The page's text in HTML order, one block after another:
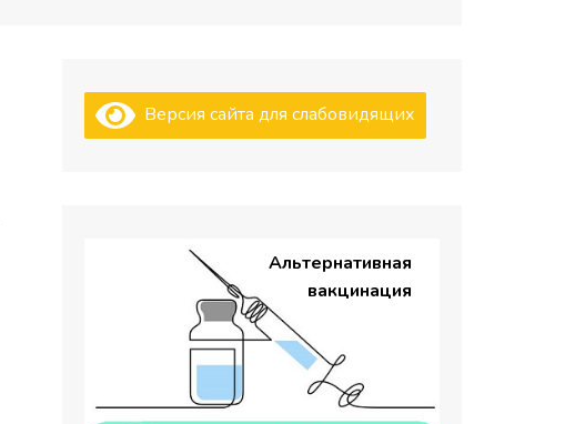
Версия сайта для слабовидящих
Альтернативная
вакцинация